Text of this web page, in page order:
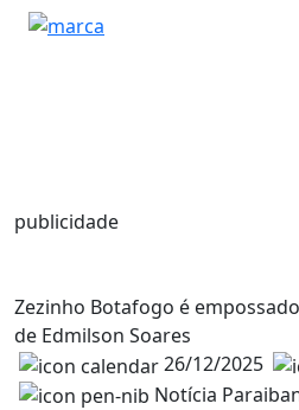
publicidade
Zezinho Botafogo é
de Edmilson Soares
26/12/2025
Notícia